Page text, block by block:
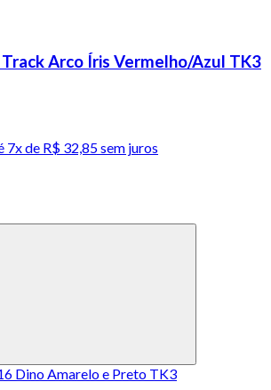
Arco Íris Vermelho/Azul TK3
7x de R$ 32,85 sem juros